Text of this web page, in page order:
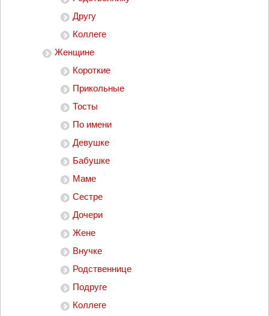
Другу
Коллеге
Женщине
Короткие
Прикольные
Тосты
По имени
Девушке
Бабушке
Маме
Сестре
Дочери
Жене
Внучке
Родственнице
Подруге
Коллеге